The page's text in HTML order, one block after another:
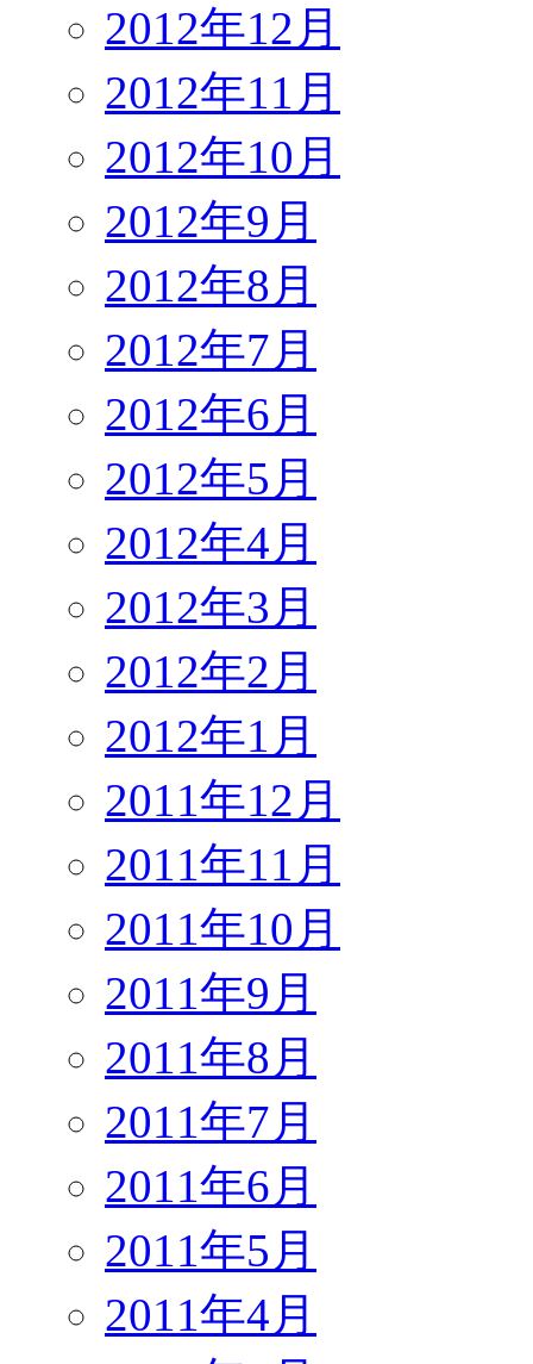
2012年12月
2012年11月
2012年10月
2012年9月
2012年8月
2012年7月
2012年6月
2012年5月
2012年4月
2012年3月
2012年2月
2012年1月
2011年12月
2011年11月
2011年10月
2011年9月
2011年8月
2011年7月
2011年6月
2011年5月
2011年4月